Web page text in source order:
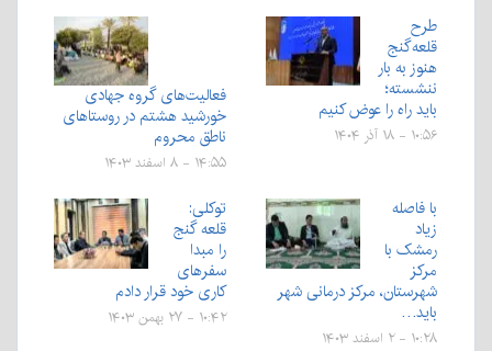
طرح
قلعه‌گنج
هنوز به بار
ننشسته؛
باید راه را عوض کنیم
۱۰:۵۶ - ۱۸ آذر ۱۴۰۴
فعالیت‌های گروه جهادی
خورشید هشتم در روستاهای
ناطق محروم
۱۴:۵۵ - ۸ اسفند ۱۴۰۳
با فاصله
زیاد
رمشک با
مرکز
شهرستان، مرکز درمانی شهر
باید…
۱۰:۲۸ - ۲ اسفند ۱۴۰۳
توکلی:
قلعه گنج
را مبدا
سفرهای
کاری خود قرار دادم
۱۰:۴۲ - ۲۷ بهمن ۱۴۰۳